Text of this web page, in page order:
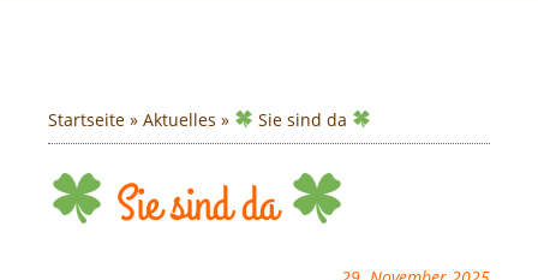
Startseite » Aktuelles » Sie sind da
Sie sind da